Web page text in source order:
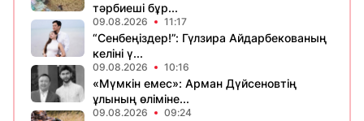
тәрбиеші бұр...
09.08.2026 11:17
“Сенбеңіздер!”: Гүлзира Айдарбекованың
келіні ү...
09.08.2026 10:16
«Мүмкін емес»: Арман Дүйсеновтің
ұлының өліміне...
09.08.2026 09:24